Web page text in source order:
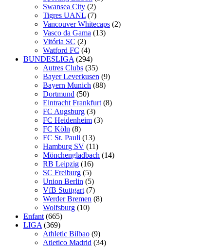
Swansea City (2)
Tigres UANL (7)
Vancouver Whitecaps (2)
Vasco da Gama (13)
Vitória SC (2)
Watford FC (4)
BUNDESLIGA (294)
Autres Clubs (35)
Bayer Leverkusen (9)
Bayern Munich (88)
Dortmund (50)
Eintracht Frankfurt (8)
FC Augsburg (3)
FC Heidenheim (3)
FC Köln (8)
FC St. Pauli (13)
Hamburg SV (11)
Mönchengladbach (14)
RB Leipzig (16)
SC Freiburg (5)
Union Berlin (5)
VfB Stuttgart (7)
Werder Bremen (8)
Wolfsburg (10)
Enfant (665)
LIGA (369)
Athletic Bilbao (9)
Atletico Madrid (34)